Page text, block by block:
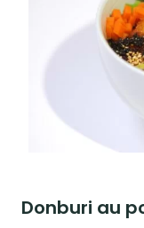
Donburi au